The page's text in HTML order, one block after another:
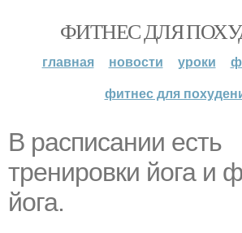
ФИТНЕС ДЛЯ
главная новости уроки
фитнес для
В расписании есть
тренировки йога и
йога.